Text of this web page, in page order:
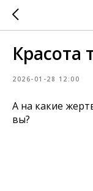
Красота
2026-01-28 12:00
А на какие
вы?